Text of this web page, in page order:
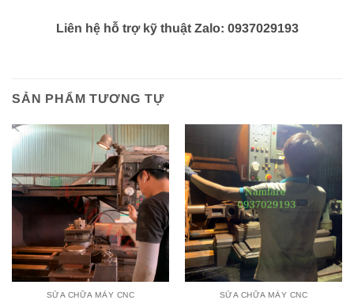
Liên hệ hỗ trợ kỹ thuật Zalo: 0937029193
SẢN PHẨM TƯƠNG TỰ
SỬA CHỮA MÁY CNC SỬA CHỮA MÁY CNC